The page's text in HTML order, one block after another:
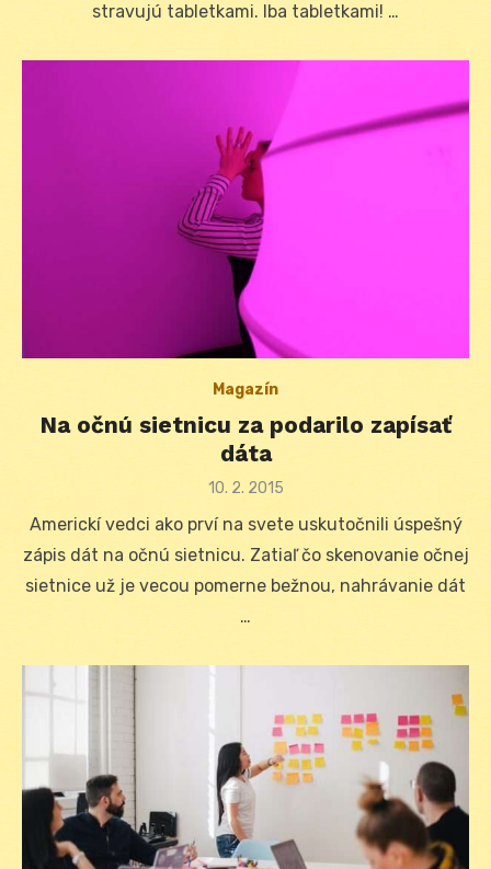
stravujú tabletkami. Iba tabletkami! …
Magazín
Na očnú sietnicu za podarilo zapísať
dáta
Posted
10. 2. 2015
Americkí vedci ako prví na svete uskutočnili úspešný
zápis dát na očnú sietnicu. Zatiaľ čo skenovanie očnej
sietnice už je vecou pomerne bežnou, nahrávanie dát
…